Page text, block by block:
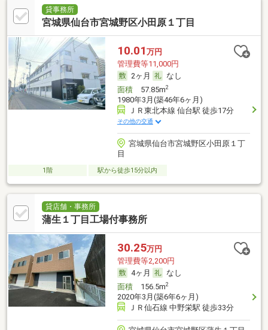
貸事務所
宮城県仙台市宮城野区小田原１丁目
10.01 万円
管理費等11,000円
2ヶ月
なし
面積57.85m2
1980年3月(築46年6ヶ月)
ＪＲ東北本線 仙台駅 徒歩17分
その他の交通
宮城県仙台市宮城野区小田原１丁
目
1階 駅から徒歩15分以内
貸店舗・事務所
蒲生１丁目工場付事務所
30.25万円
管理費等2,200円
4ヶ月
なし
面積156.5m2
2020年3月(築6年6ヶ月)
ＪＲ仙石線 中野栄駅 徒歩33分